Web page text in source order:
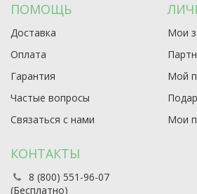
ПОМОЩЬ
Доставка
Оплата
Гарантия
Частые вопросы
Связаться с нами
Мои
Мой
Мои
КОНТАКТЫ
8 (800) 551-96-07
(Бесплатно)